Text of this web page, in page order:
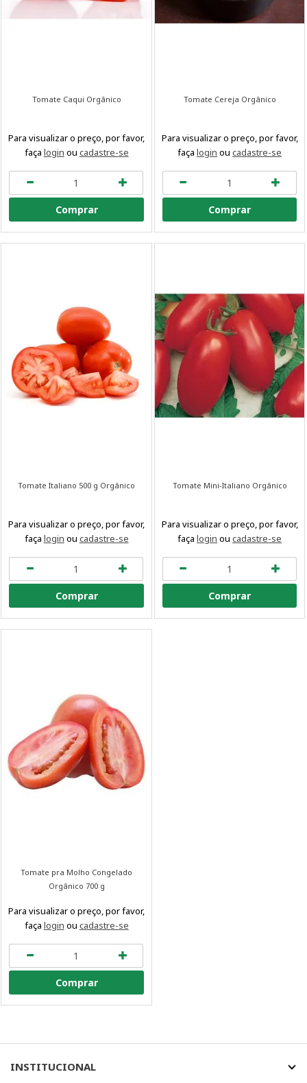
Tomate Caqui Orgânico
Para visualizar o preço, por favor,
faça login ou cadastre-se
Comprar
Tomate Cereja Orgânico
Para visualizar o preço, por favor,
façalogin oucadastre-se
Comprar
Tomate Italiano 500 g Orgânico
Para visualizar o preço, por favor,
faça login ou cadastre-se
Comprar
Tomate Mini-Italiano Orgânico
Para visualizar o preço, por favor,
façalogin oucadastre-se
Comprar
Tomate pra Molho Congelado
Orgânico 700 g
Para visualizar o preço, por favor,
faça login ou cadastre-se
Comprar
INSTITUCIONAL